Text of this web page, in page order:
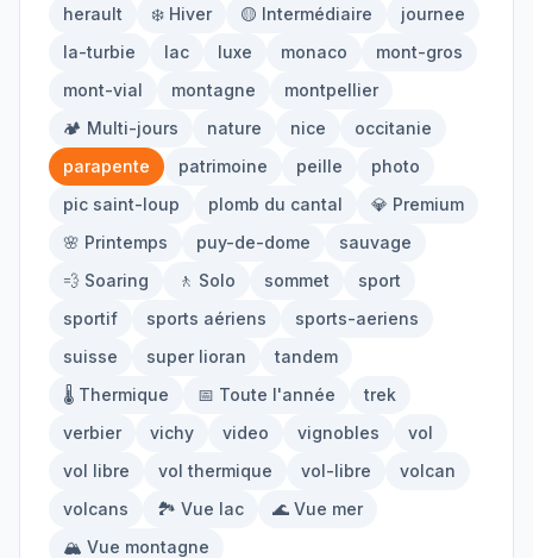
Outils
Carte des Spots Comparateur Prix
Quiz Parapente
À propos
Contact
herault
❄️ Hiver 🟡 Intermédiaire
journee
la-turbie
lac luxe monaco
mont-gros
mont-vial
montagne
montpellier
🏕️ Multi-jours
nature nice
occitanie
parapente
patrimoine peille
photo
pic saint-loup
plomb du cantal
💎 Premium
🌸 Printemps
puy-de-dome
sauvage
💨 Soaring
🚶 Solo sommet
sport
sportif
sports aériens
sports-aeriens
suisse
super lioran
tandem
🌡️ Thermique
📅 Toute l'année
trek
verbier
vichy video vignobles
vol
vol libre
vol thermique vol-libre
volcan
volcans
🏞️ Vue lac
🌊 Vue mer
🏔️ Vue montagne